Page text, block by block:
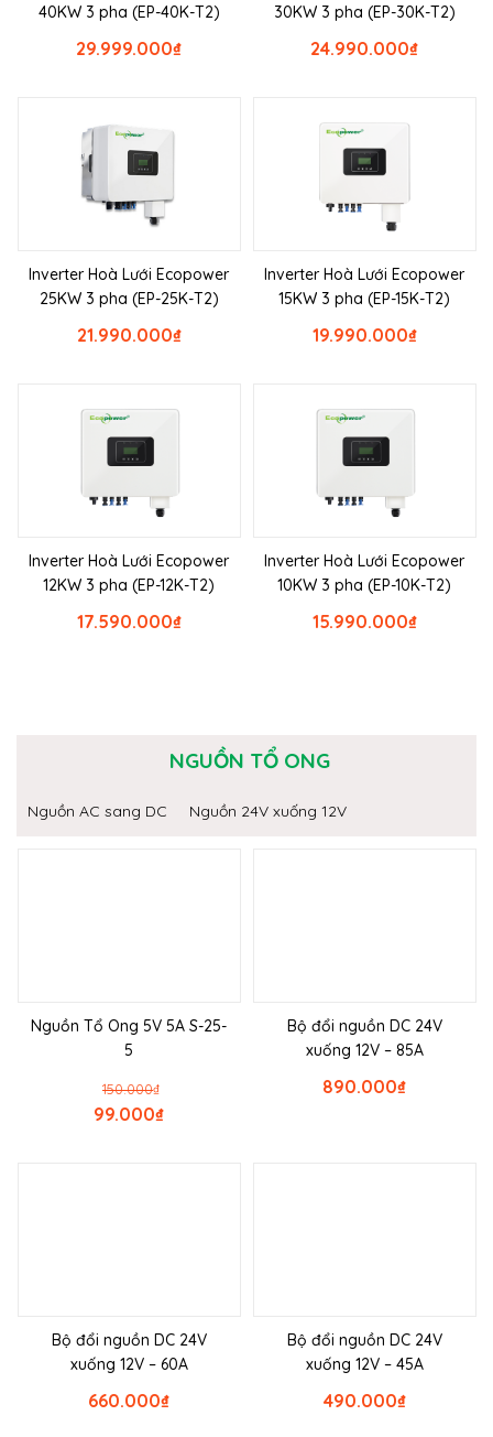
40KW 3 pha (EP-40K-T2)
₫
29.999.000
30KW 3 pha (EP-30K-T2)
₫
24.990.000
Inverter Hoà Lưới Ecopower
25KW 3 pha (EP-25K-T2)
₫
21.990.000
Inverter Hoà Lưới Ecopower
15KW 3 pha (EP-15K-T2)
₫
19.990.000
Inverter Hoà Lưới Ecopower
12KW 3 pha (EP-12K-T2)
₫
17.590.000
Inverter Hoà Lưới Ecopower
10KW 3 pha (EP-10K-T2)
₫
15.990.000
NGUỒN TỔ ONG
Nguồn AC sang DC Nguồn 24V xuống 12V
Nguồn Tổ Ong 5V 5A S-25-
5
₫
150.000
₫
99.000
Bộ đổi nguồn DC 24V
xuống 12V – 85A
₫
890.000
Bộ đổi nguồn DC 24V
xuống 12V – 60A
₫
660.000
Bộ đổi nguồn DC 24V
xuống 12V – 45A
₫
490.000